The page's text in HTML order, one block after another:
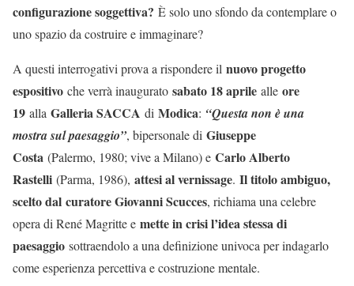
configurazione soggettiva? È solo uno sfondo da contemplare o
uno spazio da costruire e immaginare?
A questi interrogativi prova a rispondere il nuovo progetto
espositivo che verrà inaugurato sabato 18 aprile alle ore
19 alla Galleria SACCA di Modica: “Questa non è una
mostra sul paesaggio”, bipersonale di Giuseppe
Costa (Palermo, 1980; vive a Milano) e Carlo Alberto
Rastelli (Parma, 1986), attesi al vernissage. Il titolo ambiguo,
scelto dal curatore Giovanni Scucces, richiama una celebre
opera di René Magritte e mette in crisi l’idea stessa di
paesaggio sottraendolo a una definizione univoca per indagarlo
come esperienza percettiva e costruzione mentale.